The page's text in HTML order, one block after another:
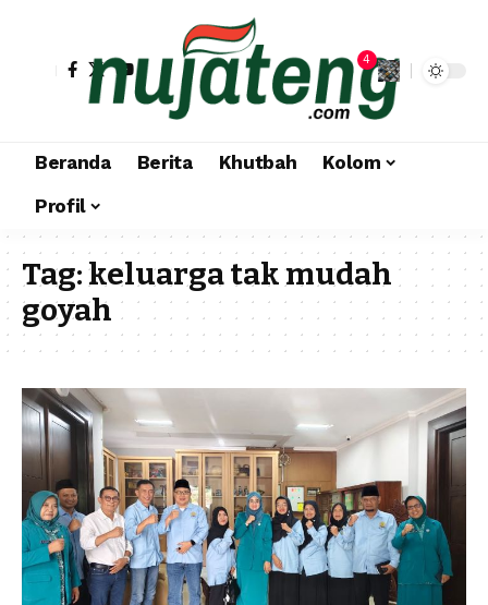
4
Beranda Berita Khutbah
Kolom
Profil
Tag:keluarga tak mudah
goyah